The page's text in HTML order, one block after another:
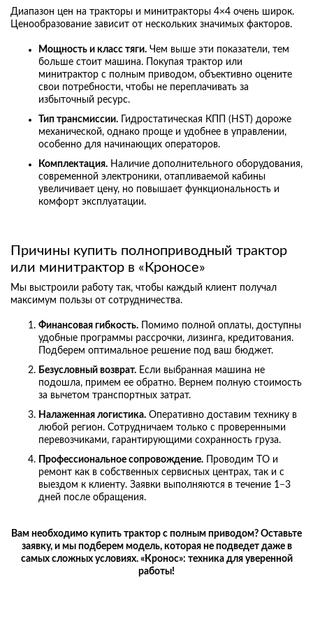
Диапазон цен на тракторы и минитракторы 4×4 очень широк.
Ценообразование зависит от нескольких значимых факторов.
Мощность и класс тяги. Чем выше эти показатели, тем
больше стоит машина. Покупая трактор или
минитрактор с полным приводом, объективно оцените
свои потребности, чтобы не переплачивать за
избыточный ресурс.
Тип трансмиссии. Гидростатическая КПП (HST) дороже
механической, однако проще и удобнее в управлении,
особенно для начинающих операторов.
Комплектация. Наличие дополнительного оборудования,
современной электроники, отапливаемой кабины
увеличивает цену, но повышает функциональность и
комфорт эксплуатации.
Причины купить полноприводный трактор
или минитрактор в «Кроносе»
Мы выстроили работу так, чтобы каждый клиент получал
максимум пользы от сотрудничества.
Финансовая гибкость. Помимо полной оплаты, доступны
удобные программы рассрочки, лизинга, кредитования.
Подберем оптимальное решение под ваш бюджет.
Безусловный возврат. Если выбранная машина не
подошла, примем ее обратно. Вернем полную стоимость
за вычетом транспортных затрат.
Налаженная логистика. Оперативно доставим технику в
любой регион. Сотрудничаем только с проверенными
перевозчиками, гарантирующими сохранность груза.
Профессиональное сопровождение. Проводим ТО и
ремонт как в собственных сервисных центрах, так и с
выездом к клиенту. Заявки выполняются в течение 1−3
дней после обращения.
Вам необходимо купить трактор с полным приводом? Оставьте
заявку, и мы подберем модель, которая не подведет даже в
самых сложных условиях. «Кронос»: техника для уверенной
работы!